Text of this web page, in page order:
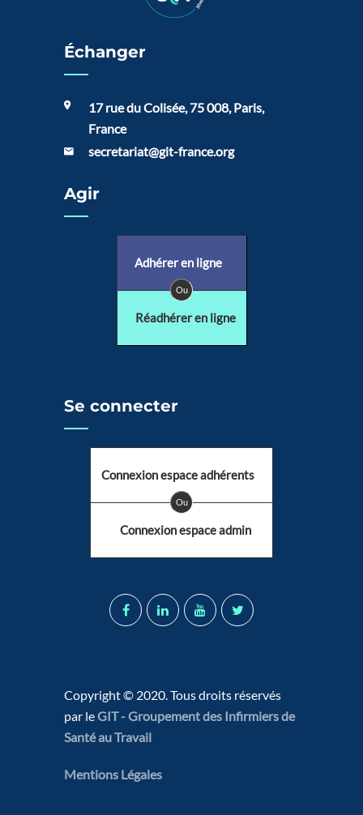
Échanger
17 rue du Colisée, 75 008, Paris,
France
secretariat@git-france.org
Agir
Adhérer en ligne
Ou
Réadhérer en ligne
Se connecter
Connexion espace adhérents
Ou
Connexion espace admin
Copyright © 2020. Tous droits réservés
par leGIT - Groupement des Infirmiers de
Santé au Travail
Mentions Légales